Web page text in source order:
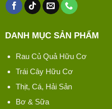
DANH MỤC SẢN PHẨM
Rau Củ Quả Hữu Cơ
Trái Cây Hữu Cơ
Thịt, Cá, Hải Sản
Bơ & Sữa